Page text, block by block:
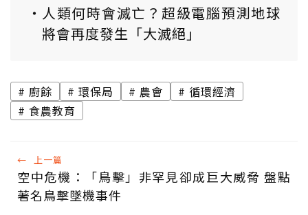
人類何時會滅亡？超級電腦預測地球
將會再度發生「大滅絕」
廚餘 環保局 農會
循環經濟
食農教育
← 上一篇
空中危機：「鳥擊」非罕見卻成巨大威脅 盤點
著名鳥擊墜機事件